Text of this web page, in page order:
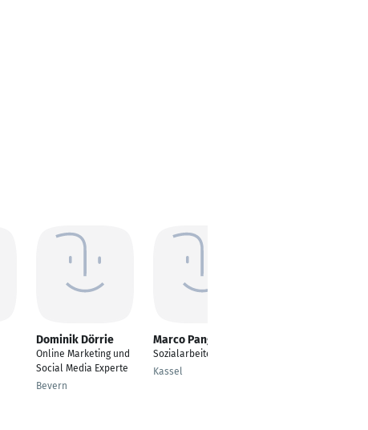
Dominik Dörrie
Online Marketing und
Social Media Experte
Bevern
Marco Pangia
Sozialarbeiter
Kassel